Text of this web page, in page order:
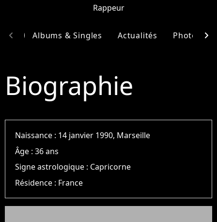
Rappeur
Albums & Singles Actualités Photos
chevron_left chevron_right
Biographie
Naissance : 14 janvier 1990, Marseille
Âge :36 ans
Signe astrologique : Capricorne
Résidence : France